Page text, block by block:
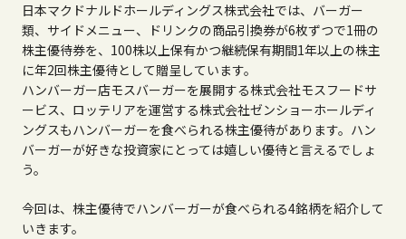
日本マクドナルドホールディングス株式会社では、バーガー
類、サイドメニュー、ドリンクの商品引換券が6枚ずつで1冊の
株主優待券を、100株以上保有かつ継続保有期間1年以上の株主
に年2回株主優待として贈呈しています。
ハンバーガー店モスバーガーを展開する株式会社モスフードサ
ービス、ロッテリアを運営する株式会社ゼンショーホールディ
ングスもハンバーガーを食べられる株主優待があります。ハン
バーガーが好きな投資家にとっては嬉しい優待と言えるでしょ
う。
今回は、株主優待でハンバーガーが食べられる4銘柄を紹介して
いきます。